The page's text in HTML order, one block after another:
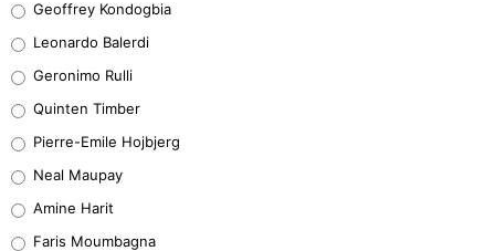
38%
32%
5%
1%
Geoffrey Kondogbia
Leonardo Balerdi
Geronimo Rulli
Quinten Timber
Pierre-Emile Hojbjerg
Neal Maupay
Amine Harit
Faris Moumbagna